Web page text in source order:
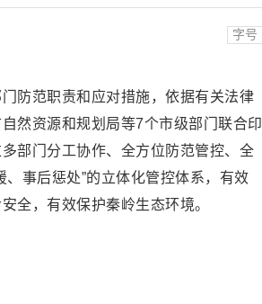
字号
防范职责和应对措施，依据有关法律
然资源和规划局等7个市级部门联合印
部门分工协作、全方位防范管控、全
事后惩处”的立体化管控体系，有效
全，有效保护秦岭生态环境。